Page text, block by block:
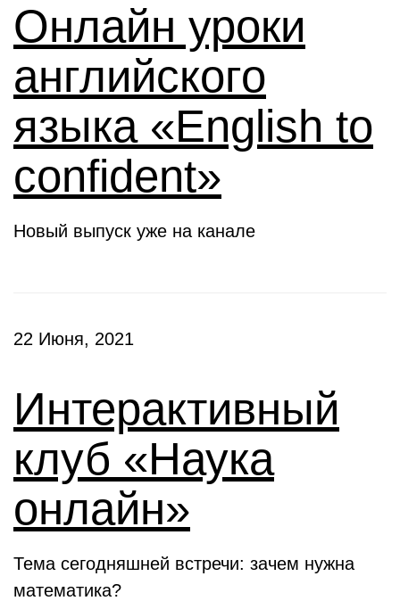
Онлайн уроки
английского
языка «English to
confident»
Новый выпуск уже на канале
22 Июня, 2021
Интерактивный
клуб «Наука
онлайн»
Тема сегодняшней встречи: зачем нужна
математика?